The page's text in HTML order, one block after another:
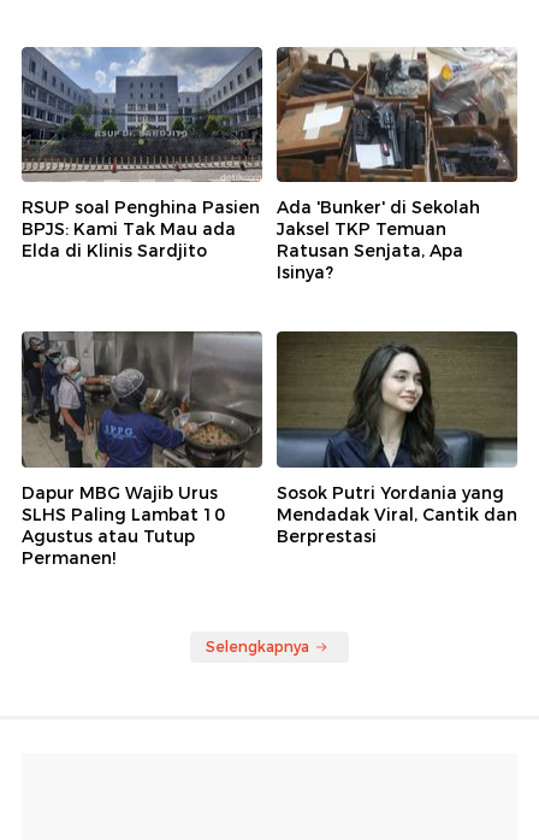
RSUP soal Penghina Pasien
BPJS: Kami Tak Mau ada
Elda di Klinis Sardjito
Ada 'Bunker' di Sekolah
Jaksel TKP Temuan
Ratusan Senjata, Apa
Isinya?
Dapur MBG Wajib Urus
SLHS Paling Lambat 10
Agustus atau Tutup
Permanen!
Sosok Putri Yordania yang
Mendadak Viral, Cantik dan
Berprestasi
Selengkapnya